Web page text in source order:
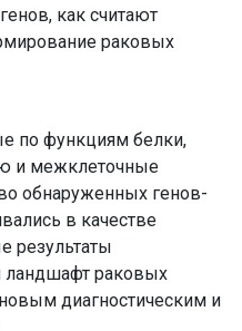
как считают
раковых
по функциям белки,
и межклеточные
обнаруженных генов-
в качестве
результаты
ландшафт раковых
диагностическим и